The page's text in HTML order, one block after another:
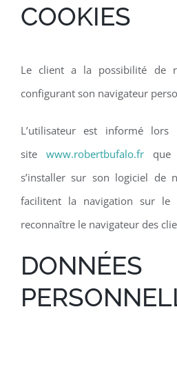
COOKIES
Le client a la possibilité de
configurant son navigateur
L’utilisateur est informé
site www.robertbufalo.fr
que
s’installer sur son logiciel de
facilitent la navigation sur
reconnaître le navigateur des
DONNÉES